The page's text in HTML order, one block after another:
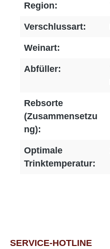
Region:
Verschlussart:
Weinart:
Abfüller:
Rebsorte
(Zusammensetzu
ng):
Optimale
Trinktemperatur:
SERVICE-HOTLINE